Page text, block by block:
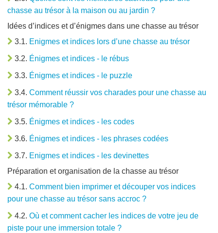
chasse au trésor à la maison ou au jardin ?
Idées d’indices et d’énigmes dans une chasse au trésor
3.1. Enigmes et indices lors d’une chasse au trésor
3.2. Énigmes et indices - le rébus
3.3. Énigmes et indices - le puzzle
3.4. Comment réussir vos charades pour une chasse au
trésor mémorable ?
3.5. Énigmes et indices - les codes
3.6. Énigmes et indices - les phrases codées
3.7. Enigmes et indices - les devinettes
Préparation et organisation de la chasse au trésor
4.1. Comment bien imprimer et découper vos indices
pour une chasse au trésor sans accroc ?
4.2. Où et comment cacher les indices de votre jeu de
piste pour une immersion totale ?